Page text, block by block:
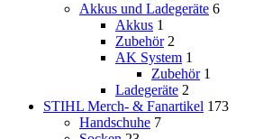
Akkus und Ladegeräte 6
Akkus 1
Zubehör 2
AK System 1
Zubehör 1
Ladegeräte 2
STIHL Merch- & Fanartikel 173
Handschuhe 7